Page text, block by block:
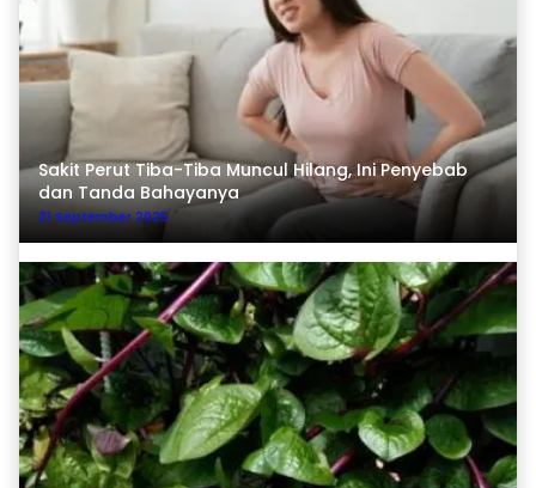
Sakit Perut Tiba-Tiba Muncul Hilang, Ini Penyebab
dan Tanda Bahayanya
21 September 2025